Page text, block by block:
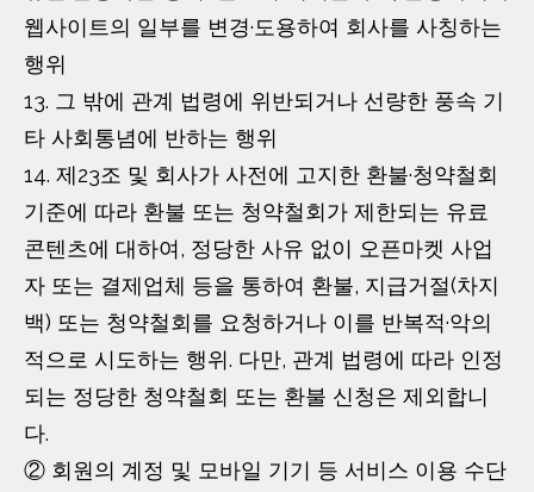
웹사이트의 일부를 변경·도용하여 회사를 사칭하는
행위
13. 그 밖에 관계 법령에 위반되거나 선량한 풍속 기
타 사회통념에 반하는 행위
14. 제23조 및 회사가 사전에 고지한 환불·청약철회
기준에 따라 환불 또는 청약철회가 제한되는 유료
콘텐츠에 대하여, 정당한 사유 없이 오픈마켓 사업
자 또는 결제업체 등을 통하여 환불, 지급거절(차지
백) 또는 청약철회를 요청하거나 이를 반복적·악의
적으로 시도하는 행위. 다만, 관계 법령에 따라 인정
되는 정당한 청약철회 또는 환불 신청은 제외합니
다.
② 회원의 계정 및 모바일 기기 등 서비스 이용 수단